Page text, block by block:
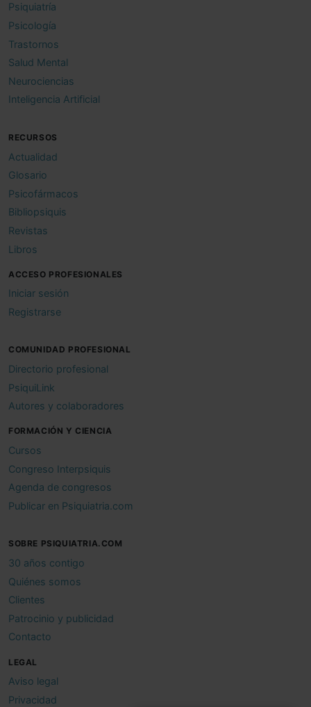
Psiquiatría
Psicología
Trastornos
Salud Mental
Neurociencias
Inteligencia Artificial
RECURSOS
Actualidad
Glosario
Psicofármacos
Bibliopsiquis
Revistas
Libros
ACCESO PROFESIONALES
Iniciar sesión
Registrarse
COMUNIDAD PROFESIONAL
Directorio profesional
PsiquiLink
Autores y colaboradores
FORMACIÓN Y CIENCIA
Cursos
Congreso Interpsiquis
Agenda de congresos
Publicar en Psiquiatria.com
SOBRE PSIQUIATRIA.COM
30 años contigo
Quiénes somos
Clientes
Patrocinio y publicidad
Contacto
LEGAL
Aviso legal
Privacidad